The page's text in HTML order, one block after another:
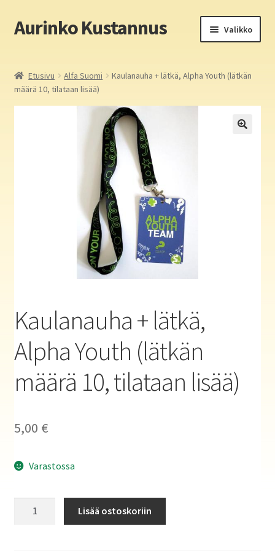
Siirry
navigointiin
Siirry
sisältöön
Aurinko Kustannus Valikko
Yritys
Aurinko Kustannus: kirjat
Auringon kirja- ja paperipuodit verkossa
Etusivu Alfa Suomi
Kaulanauha + lätkä, Alpha Youth (lätkän
määrä 10, tilataan lisää)
Kaulanauha + lätkä,
Alpha Youth (lätkän
määrä 10, tilataan lisää)
5,00 €
Varastossa
Lisää ostoskoriin